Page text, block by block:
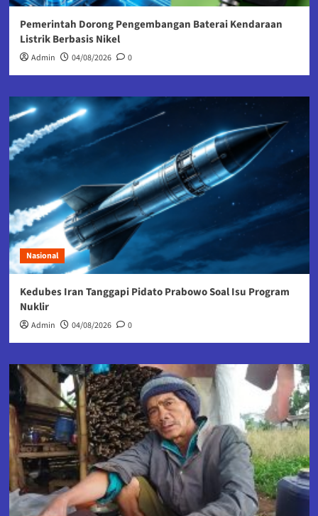
Pemerintah Dorong Pengembangan Baterai Kendaraan
Listrik Berbasis Nikel
Admin 04/08/2026 0
Nasional
Kedubes Iran Tanggapi Pidato Prabowo Soal Isu Program
Nuklir
Admin 04/08/2026 0